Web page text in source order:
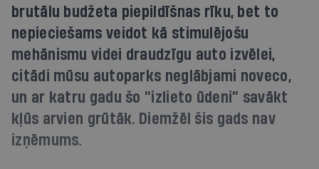
brutālu budžeta piepildīšnas rīku, bet to
nepieciešams veidot kā stimulējošu
mehānismu videi draudzīgu auto izvēlei,
citādi mūsu autoparks neglābjami noveco,
un ar katru gadu šo “izlieto ūdeni” savākt
kļūs arvien grūtāk. Diemžēl šis gads nav
izņēmums.